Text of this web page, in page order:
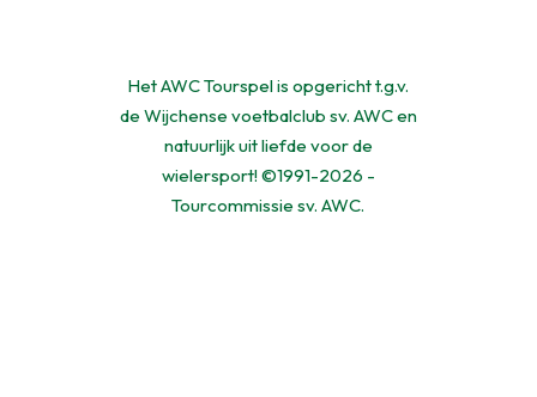
Het AWC Tourspel is opgericht t.g.v.
de Wijchense voetbalclub sv. AWC en
natuurlijk uit liefde voor de
wielersport! ©1991-2026 -
Tourcommissie sv. AWC.